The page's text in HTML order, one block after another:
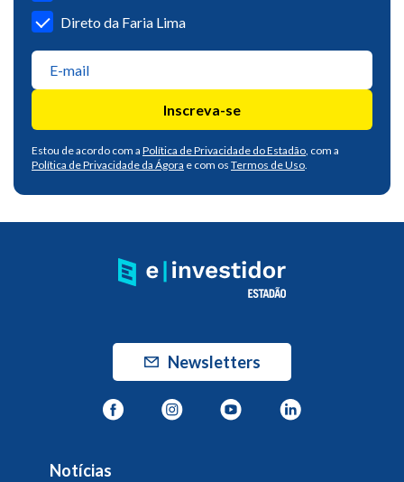
Direto da Faria Lima
Inscreva-se
Estou de acordo com a Política de Privacidade do Estadão, com a
Política de Privacidade da Ágora e com os Termos de Uso.
Newsletters
Notícias